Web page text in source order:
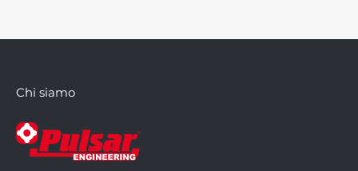
Chi siamo